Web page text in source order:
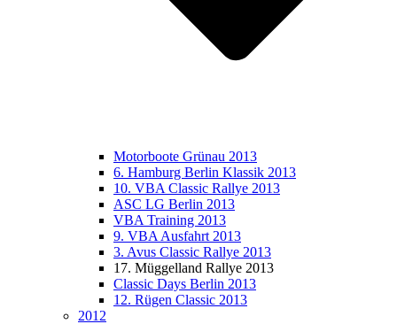
Motorboote Grünau 2013
6. Hamburg Berlin Klassik 2013
10. VBA Classic Rallye 2013
ASC LG Berlin 2013
VBA Training 2013
9. VBA Ausfahrt 2013
3. Avus Classic Rallye 2013
17. Müggelland Rallye 2013
Classic Days Berlin 2013
12. Rügen Classic 2013
2012